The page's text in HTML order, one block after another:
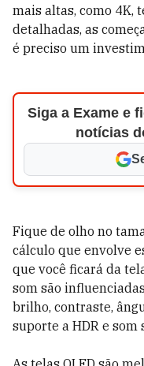
mais altas, como 4K,
detalhadas, as
é preciso um
Siga a Exame e
notícias
Fique de olho no
cálculo que envolve
que você ficará da
som são
brilho, contraste,
suporte a HDR e som